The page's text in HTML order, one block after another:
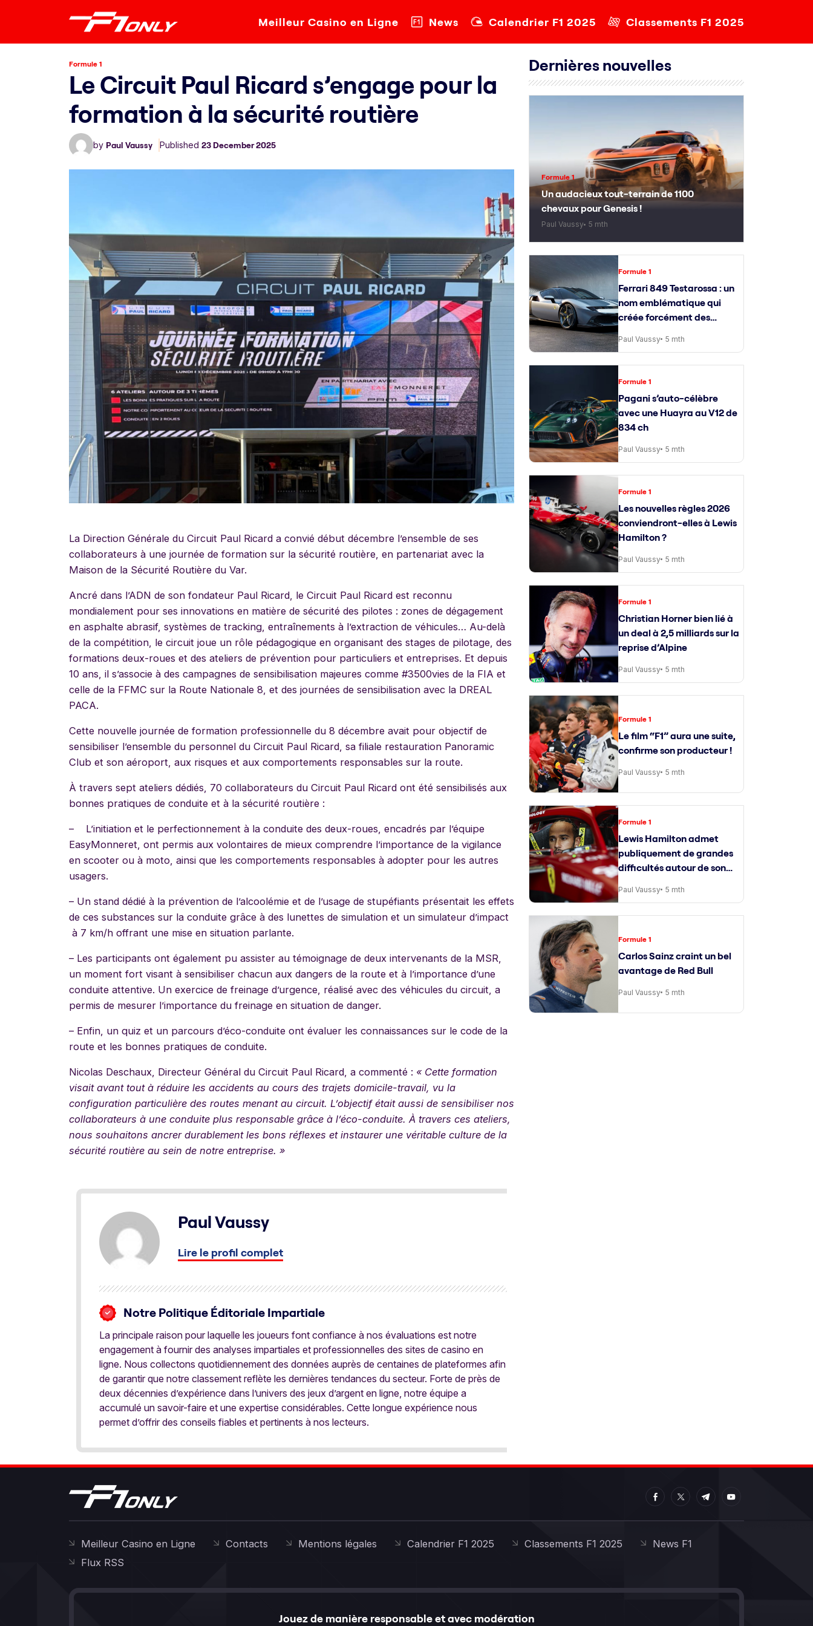
Meilleur Casino en Ligne News Calendrier F1 2025 Classements F1 2025
Formule 1
Le Circuit Paul Ricard s’engage pour la
formation à la sécurité routière
by Paul Vaussy Published 23 December 2025
La Direction Générale du Circuit Paul Ricard a convié début décembre l’ensemble de ses
collaborateurs à une journée de formation sur la sécurité routière, en partenariat avec la
Maison de la Sécurité Routière du Var.
Ancré dans l’ADN de son fondateur Paul Ricard, le Circuit Paul Ricard est reconnu
mondialement pour ses innovations en matière de sécurité des pilotes : zones de dégagement
en asphalte abrasif, systèmes de tracking, entraînements à l’extraction de véhicules… Au-delà
de la compétition, le circuit joue un rôle pédagogique en organisant des stages de pilotage, des
formations deux-roues et des ateliers de prévention pour particuliers et entreprises. Et depuis
10 ans, il s’associe à des campagnes de sensibilisation majeures comme #3500vies de la FIA et
celle de la FFMC sur la Route Nationale 8, et des journées de sensibilisation avec la DREAL
PACA.
Cette nouvelle journée de formation professionnelle du 8 décembre avait pour objectif de
sensibiliser l’ensemble du personnel du Circuit Paul Ricard, sa filiale restauration Panoramic
Club et son aéroport, aux risques et aux comportements responsables sur la route.
À travers sept ateliers dédiés, 70 collaborateurs du Circuit Paul Ricard ont été sensibilisés aux
bonnes pratiques de conduite et à la sécurité routière :
– L’initiation et le perfectionnement à la conduite des deux-roues, encadrés par l’équipe
EasyMonneret, ont permis aux volontaires de mieux comprendre l’importance de la vigilance
en scooter ou à moto, ainsi que les comportements responsables à adopter pour les autres
usagers.
– Un stand dédié à la prévention de l’alcoolémie et de l’usage de stupéfiants présentait les effets
de ces substances sur la conduite grâce à des lunettes de simulation et un simulateur d’impact
à 7 km/h offrant une mise en situation parlante.
– Les participants ont également pu assister au témoignage de deux intervenants de la MSR,
un moment fort visant à sensibiliser chacun aux dangers de la route et à l’importance d’une
conduite attentive. Un exercice de freinage d’urgence, réalisé avec des véhicules du circuit, a
permis de mesurer l’importance du freinage en situation de danger.
– Enfin, un quiz et un parcours d’éco-conduite ont évaluer les connaissances sur le code de la
route et les bonnes pratiques de conduite.
Nicolas Deschaux, Directeur Général du Circuit Paul Ricard, a commenté : « Cette formation
visait avant tout à réduire les accidents au cours des trajets domicile-travail, vu la
configuration particulière des routes menant au circuit. L’objectif était aussi de sensibiliser nos
collaborateurs à une conduite plus responsable grâce à l’éco-conduite. À travers ces ateliers,
nous souhaitons ancrer durablement les bons réflexes et instaurer une véritable culture de la
sécurité routière au sein de notre entreprise. »
Paul Vaussy
Lire le profil complet
Notre Politique Éditoriale Impartiale
La principale raison pour laquelle les joueurs font confiance à nos évaluations est notre
engagement à fournir des analyses impartiales et professionnelles des sites de casino en
ligne. Nous collectons quotidiennement des données auprès de centaines de plateformes afin
de garantir que notre classement reflète les dernières tendances du secteur. Forte de près de
deux décennies d’expérience dans l’univers des jeux d’argent en ligne, notre équipe a
accumulé un savoir-faire et une expertise considérables. Cette longue expérience nous
permet d’offrir des conseils fiables et pertinents à nos lecteurs.
Dernières nouvelles
Formule 1
Un audacieux tout-terrain de 1100
chevaux pour Genesis !
Paul Vaussy 5 mth
Formule 1
Ferrari 849 Testarossa : un
nom emblématique qui
créée forcément des
attentes
Paul Vaussy 5 mth
Formule 1
Pagani s’auto-célèbre
avec une Huayra au V12 de
834 ch
Paul Vaussy 5 mth
Formule 1
Les nouvelles règles 2026
conviendront-elles à Lewis
Hamilton ?
Paul Vaussy 5 mth
Formule 1
Christian Horner bien lié à
un deal à 2,5 milliards sur la
reprise d’Alpine
Paul Vaussy 5 mth
Formule 1
Le film “F1” aura une suite,
confirme son producteur !
Paul Vaussy 5 mth
Formule 1
Lewis Hamilton admet
publiquement de grandes
difficultés autour de son
ingénieur de course
Paul Vaussy 5 mth
Formule 1
Carlos Sainz craint un bel
avantage de Red Bull
Paul Vaussy 5 mth
Meilleur Casino en Ligne Contacts Mentions légales Calendrier F1 2025 Classements F1 2025
News F1
Flux RSS
Jouez de manière responsable et avec modération